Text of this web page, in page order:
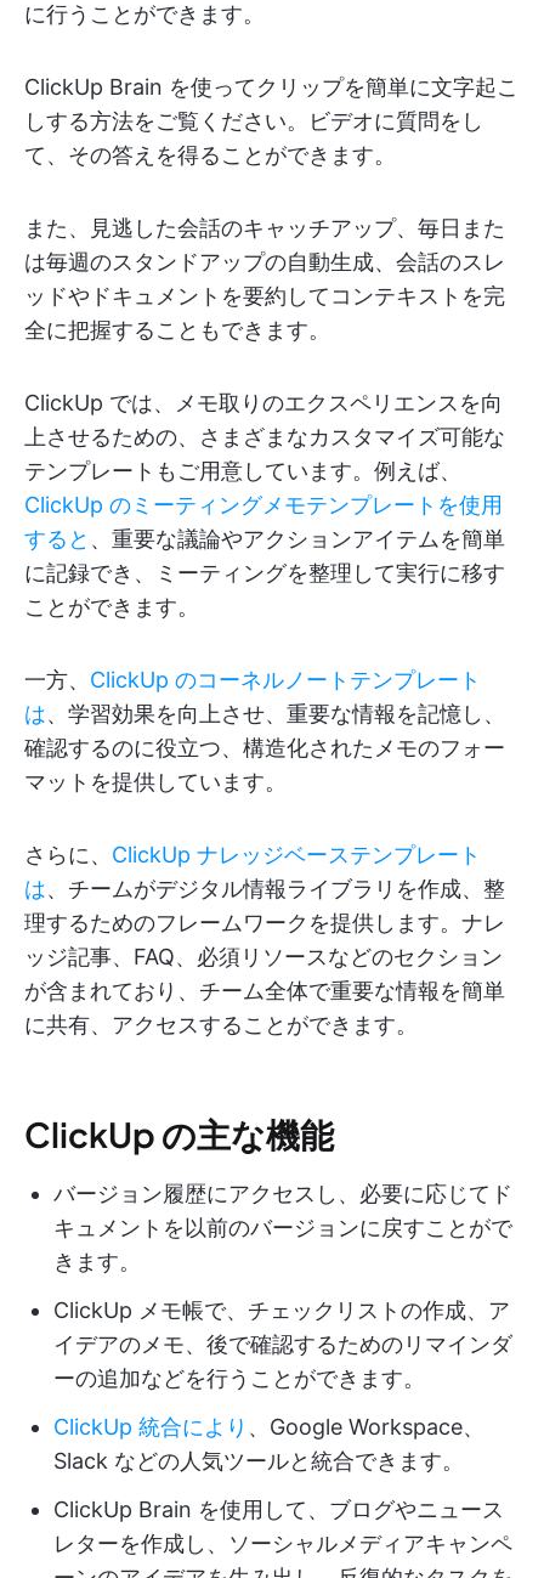
に行うことができます。
ClickUp Brain を使ってクリップを簡単に文字起こ
しする方法をご覧ください。ビデオに質問をし
て、その答えを得ることができます。
また、見逃した会話のキャッチアップ、毎日また
は毎週のスタンドアップの自動生成、会話のスレ
ッドやドキュメントを要約してコンテキストを完
全に把握することもできます。
ClickUp では、メモ取りのエクスペリエンスを向
上させるための、さまざまなカスタマイズ可能な
テンプレートもご用意しています。例えば、
ClickUp のミーティングメモテンプレートを使用
すると 、重要な議論やアクションアイテムを簡単
に記録でき、ミーティングを整理して実行に移す
ことができます。
一方、 ClickUp のコーネルノートテンプレート
は、学習効果を向上させ、重要な情報を記憶し、
確認するのに役立つ、構造化されたメモのフォー
マットを提供しています。
さらに、 ClickUp ナレッジベーステンプレート
は、チームがデジタル情報ライブラリを作成、整
理するためのフレームワークを提供します。ナレ
ッジ記事、FAQ、必須リソースなどのセクション
が含まれており、チーム全体で重要な情報を簡単
に共有、アクセスすることができます。
ClickUp の主な機能
バージョン履歴にアクセスし、必要に応じてド
キュメントを以前のバージョンに戻すことがで
きます。
ClickUp メモ帳で、チェックリストの作成、ア
イデアのメモ、後で確認するためのリマインダ
ーの追加などを行うことができます。
ClickUp 統合により 、Google Workspace、
Slack などの人気ツールと統合できます。
ClickUp Brain を使用して、ブログやニュース
レターを作成し、ソーシャルメディアキャンペ